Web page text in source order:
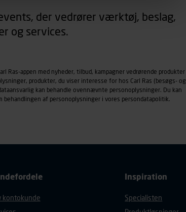
på vores hjemmeside og apps med
Til dette formål behandles der
information om behandling af
der vedrører værktøj, beslag,
og services.
Ras-appen med nyheder, tilbud, kampagner vedrørende produkter
produkter, du viser interesse for hos Carl Ras (besøgs- og
kan behandle ovennævnte personoplysninger. Du kan
af personoplysninger i vores persondatapolitik.
kontokunde
Inspiration
Specialisten